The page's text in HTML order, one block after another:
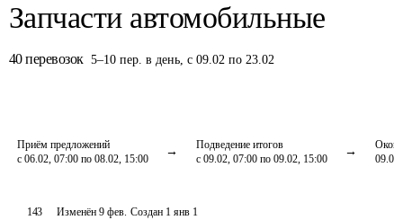
Запчасти автомобильные
40 перевозок 5–10 пер. в день, с 09.02 по 23.02
Приём предложений
с 06.02, 07:00 по 08.02, 15:00
Подведение итогов
с 09.02, 07:00 по 09.02, 15:00
143 Изменён9 фев. Создан 1 янв 1